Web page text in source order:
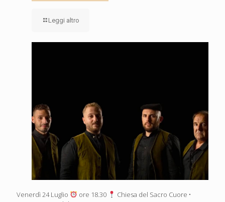
Leggi altro
Venerdì 24 Luglio ore 18.30
Chiesa del Sacro Cuore •